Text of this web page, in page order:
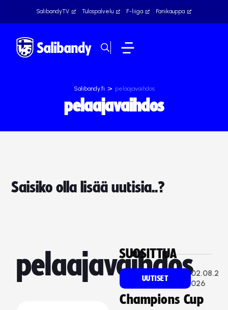
SalibandyTV Tulospalvelu F-liiga Fanikauppa
Salibandy.fi > pelaajavaihdos
pelaajavaihdos
Saisiko olla lisää uutisia..?
pelaajavaihdos
SUOSITTUA
UUTISET
02.08.2
026
Champions Cup